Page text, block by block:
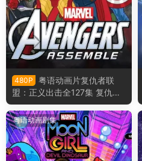
480P
粤语动画片复仇者联
盟：正义出击全127集 复仇者
集结粤语版
粤语动画剧集